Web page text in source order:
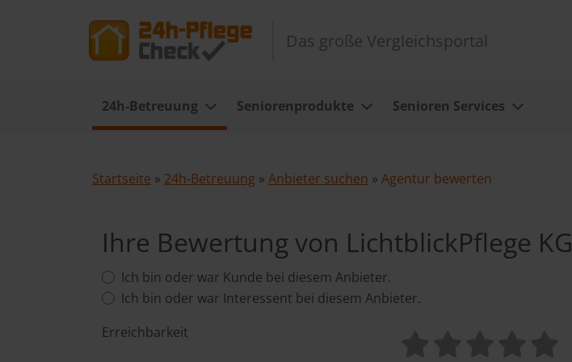
Das große Vergleichsportal
24h-Betreuung Seniorenprodukte Senioren Services
Startseite » 24h-Betreuung » Anbieter suchen » Agentur bewerten
Ihre Bewertung von LichtblickPflege KG
Ich bin oder war Kunde bei diesem Anbieter.
Ich bin oder war Interessent bei diesem Anbieter.
Erreichbarkeit